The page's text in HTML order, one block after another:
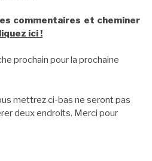
commentaires et cheminer
ici !
prochain pour la prochaine
mettrez ci-bas ne seront pas
deux endroits. Merci pour